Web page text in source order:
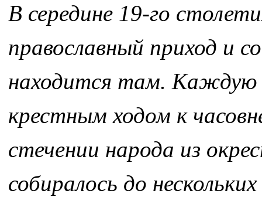
В середине 19-го
православный приход и
находится там. Каждую
крестным ходом к
стечении народа из
собиралось до